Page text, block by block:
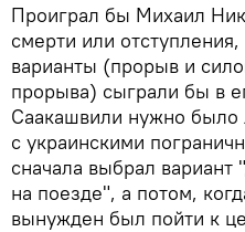
Проиграл бы Михаил
смерти или
варианты (прорыв и
прорыва) сыграли бы в
Саакашвили нужно было
с украинскими
сначала выбрал вариант
на поезде", а потом,
вынужден был пойти к